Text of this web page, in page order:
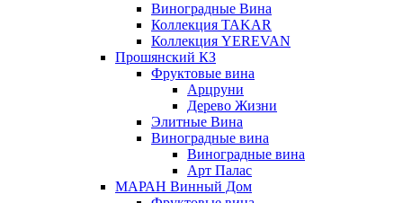
Виноградные Вина
Коллекция TAKAR
Коллекция YEREVAN
Прошянский КЗ
Фруктовые вина
Арцруни
Дерево Жизни
Элитные Вина
Виноградные вина
Виноградные вина
Арт Палас
МАРАН Винный Дом